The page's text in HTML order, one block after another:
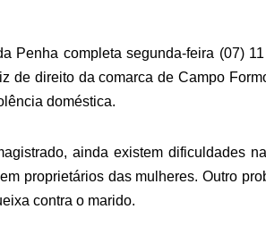
Penha completa segunda-feira (07)
de direito da comarca de Campo
doméstica.
ainda existem dificuldades
proprietários das mulheres. Outro
contra o marido.